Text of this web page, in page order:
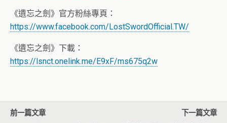
《遺忘之劍》官方粉絲專頁：
https://www.facebook.com/LostSwordOfficial.TW/
《遺忘之劍》下載：
https://lsnct.onelink.me/E9xF/ms675q2w
前一篇文章
下一篇文章